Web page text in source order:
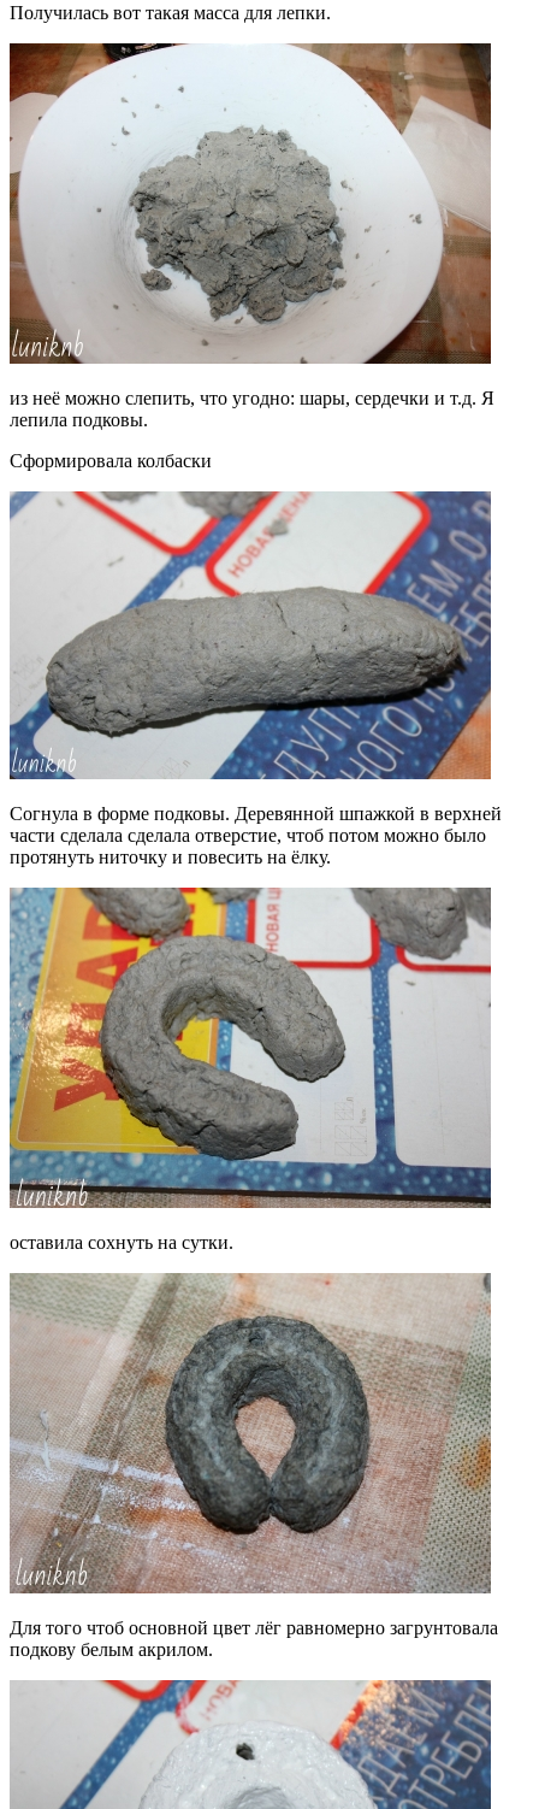
Получилась вот такая масса для лепки.
из неё можно слепить, что угодно: шары, сердечки и т.д. Я
лепила подковы.
Сформировала колбаски
Согнула в форме подковы. Деревянной шпажкой в верхней
части сделала сделала отверстие, чтоб потом можно было
протянуть ниточку и повесить на ёлку.
оставила сохнуть на сутки.
Для того чтоб основной цвет лёг равномерно загрунтовала
подкову белым акрилом.